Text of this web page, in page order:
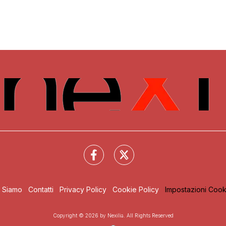
Siamo Contatti Privacy Policy Cookie Policy Impostazioni
Copyright © 2026 by Nexilia. All Rights Reserved